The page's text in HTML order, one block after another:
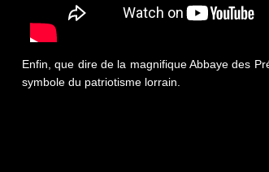
Enfin, que dire de la magnifique Abbaye des
symbole du patriotisme lorrain.